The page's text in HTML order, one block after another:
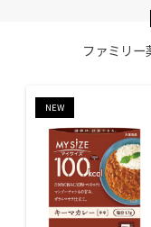
ファミリー
NEW